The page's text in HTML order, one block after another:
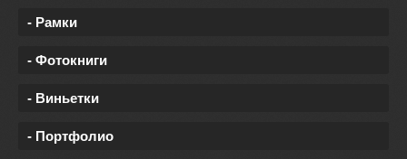
- Рамки
- Фотокниги
- Виньетки
- Портфолио